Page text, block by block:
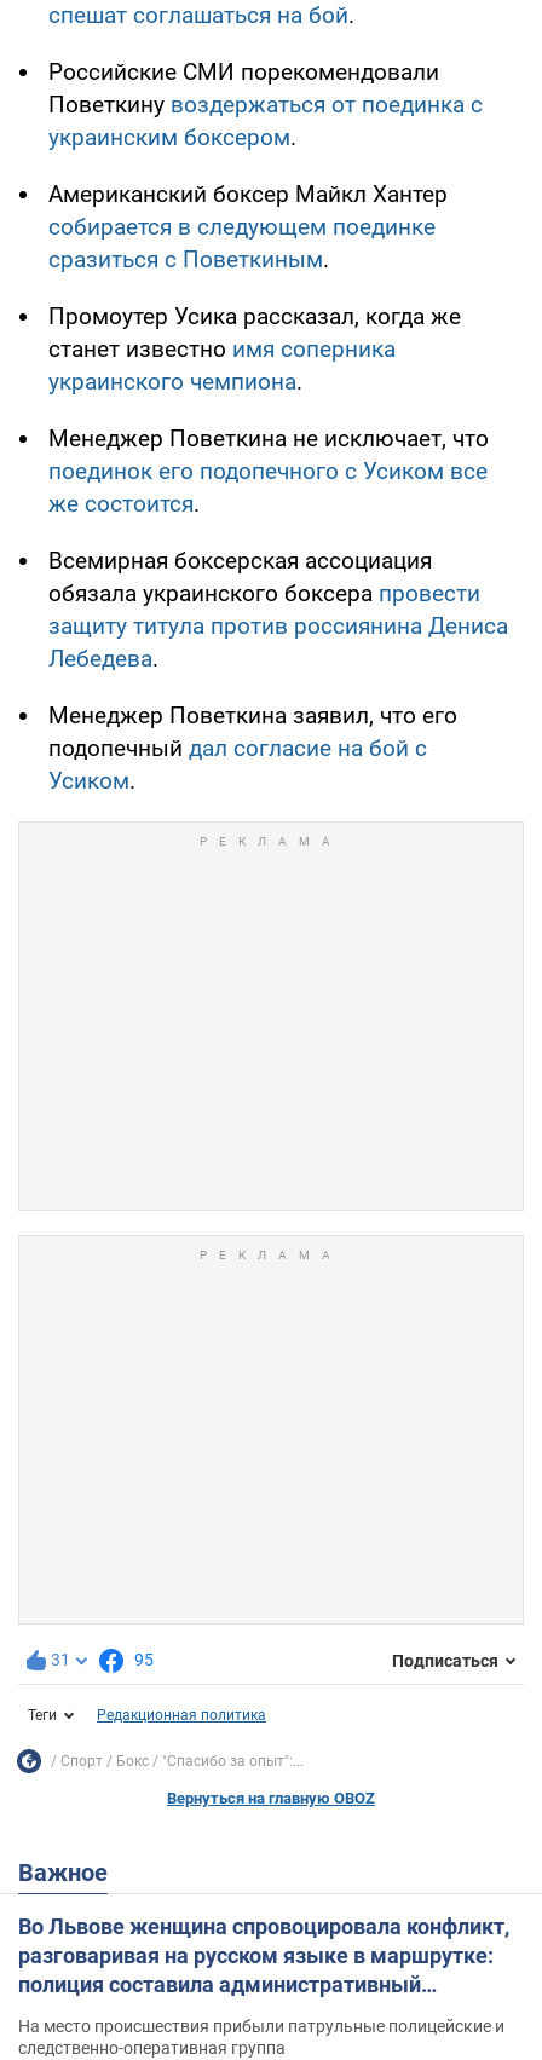
спешат соглашаться на бой.
Российские СМИ порекомендовали
Поветкину воздержаться от поединка с
украинским боксером.
Американский боксер Майкл Хантер
собирается в следующем поединке
сразиться с Поветкиным.
Промоутер Усика рассказал, когда же
станет известно имя соперника
украинского чемпиона.
Менеджер Поветкина не исключает, что
поединок его подопечного с Усиком все
же состоится.
Всемирная боксерская ассоциация
обязала украинского боксера провести
защиту титула против россиянина Дениса
Лебедева.
Менеджер Поветкина заявил, что его
подопечный дал согласие на бой с
Усиком.
31 95 Подписаться
Теги Редакционная политика
Спорт Бокс "Спасибо за опыт":...
Вернуться на главную OBOZ
Важное
Во Львове женщина спровоцировала конфликт,
разговаривая на русском языке в маршрутке:
полиция составила административный
протокол. Видео
На место происшествия прибыли патрульные полицейские и
следственно-оперативная группа